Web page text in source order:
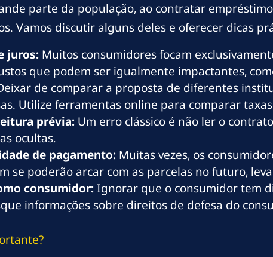
parte da população, ao contratar
Vamos discutir alguns deles e oferecer dicas
juros: Muitos consumidores focam
que podem ser igualmente impactantes,
de comparar a proposta de diferentes
Utilize ferramentas online para comparar
prévia: Um erro clássico é não ler o
ocultas.
de pagamento: Muitas vezes, os
se poderão arcar com as parcelas no futuro,
consumidor: Ignorar que o consumidor tem
informações sobre direitos de defesa do